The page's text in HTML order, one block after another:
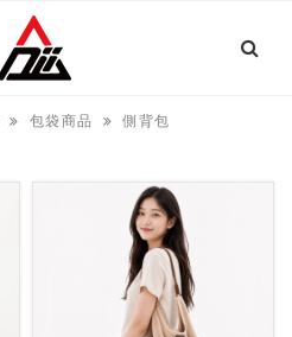
包袋商品 側背包